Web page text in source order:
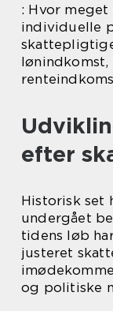
: Hvor
individuelle
efter
Historisk set
undergået
tidens løb
justeret
og politiske